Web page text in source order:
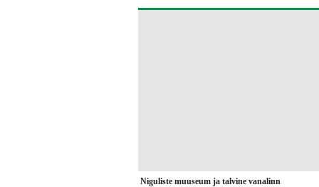
Niguliste muuseum ja talvine vanalinn